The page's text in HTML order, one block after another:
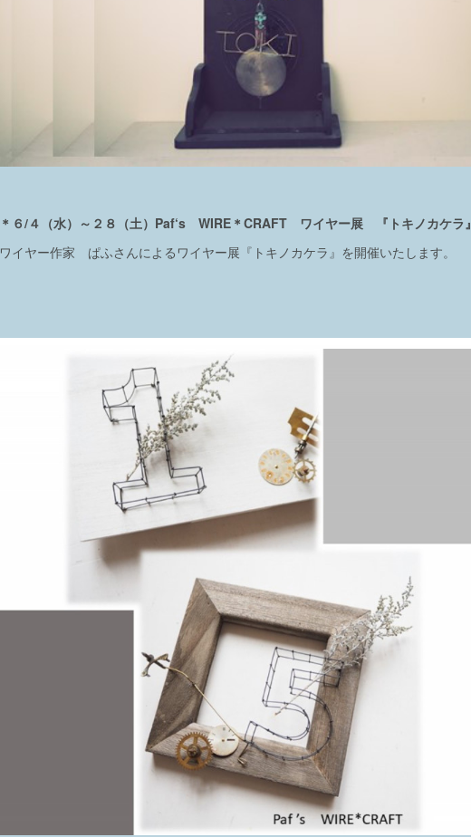
＊６/４（水）～２８（土）Paf‘s WIRE＊CRAFT ワイヤー展 『トキノカケラ』
ワイヤー作家 ぱふさんによるワイヤー展『トキノカケラ』を開催いたします。